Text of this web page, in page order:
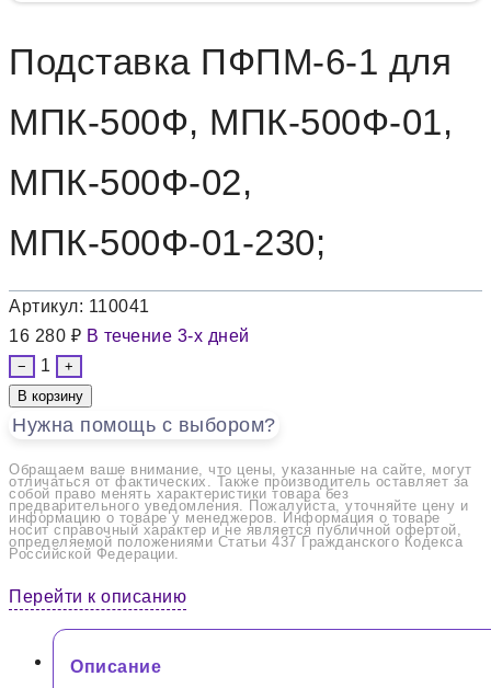
Подставка ПФПМ-6-1 для
МПК-500Ф, МПК-500Ф-01,
МПК-500Ф-02,
МПК-500Ф-01-230;
Артикул: 110041
16 280 ₽ В течение 3-х дней
− 1
+
В корзину
Нужна помощь с выбором?
Обращаем ваше внимание, что цены, указанные на сайте, могут
отличаться от фактических. Также производитель оставляет за
собой право менять характеристики товара без
предварительного уведомления. Пожалуйста, уточняйте цену и
информацию о товаре у менеджеров. Информация о товаре
носит справочный характер и не является публичной офертой,
определяемой положениями Статьи 437 Гражданского Кодекса
Российской Федерации.
Перейти к описанию
Описание